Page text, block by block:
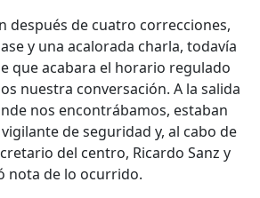
después de cuatro correcciones,
y una acalorada charla, todavía
que acabara el horario regulado
nuestra conversación. A la salida
nos encontrábamos, estaban
de seguridad y, al cabo de
del centro, Ricardo Sanz y
nota de lo ocurrido.